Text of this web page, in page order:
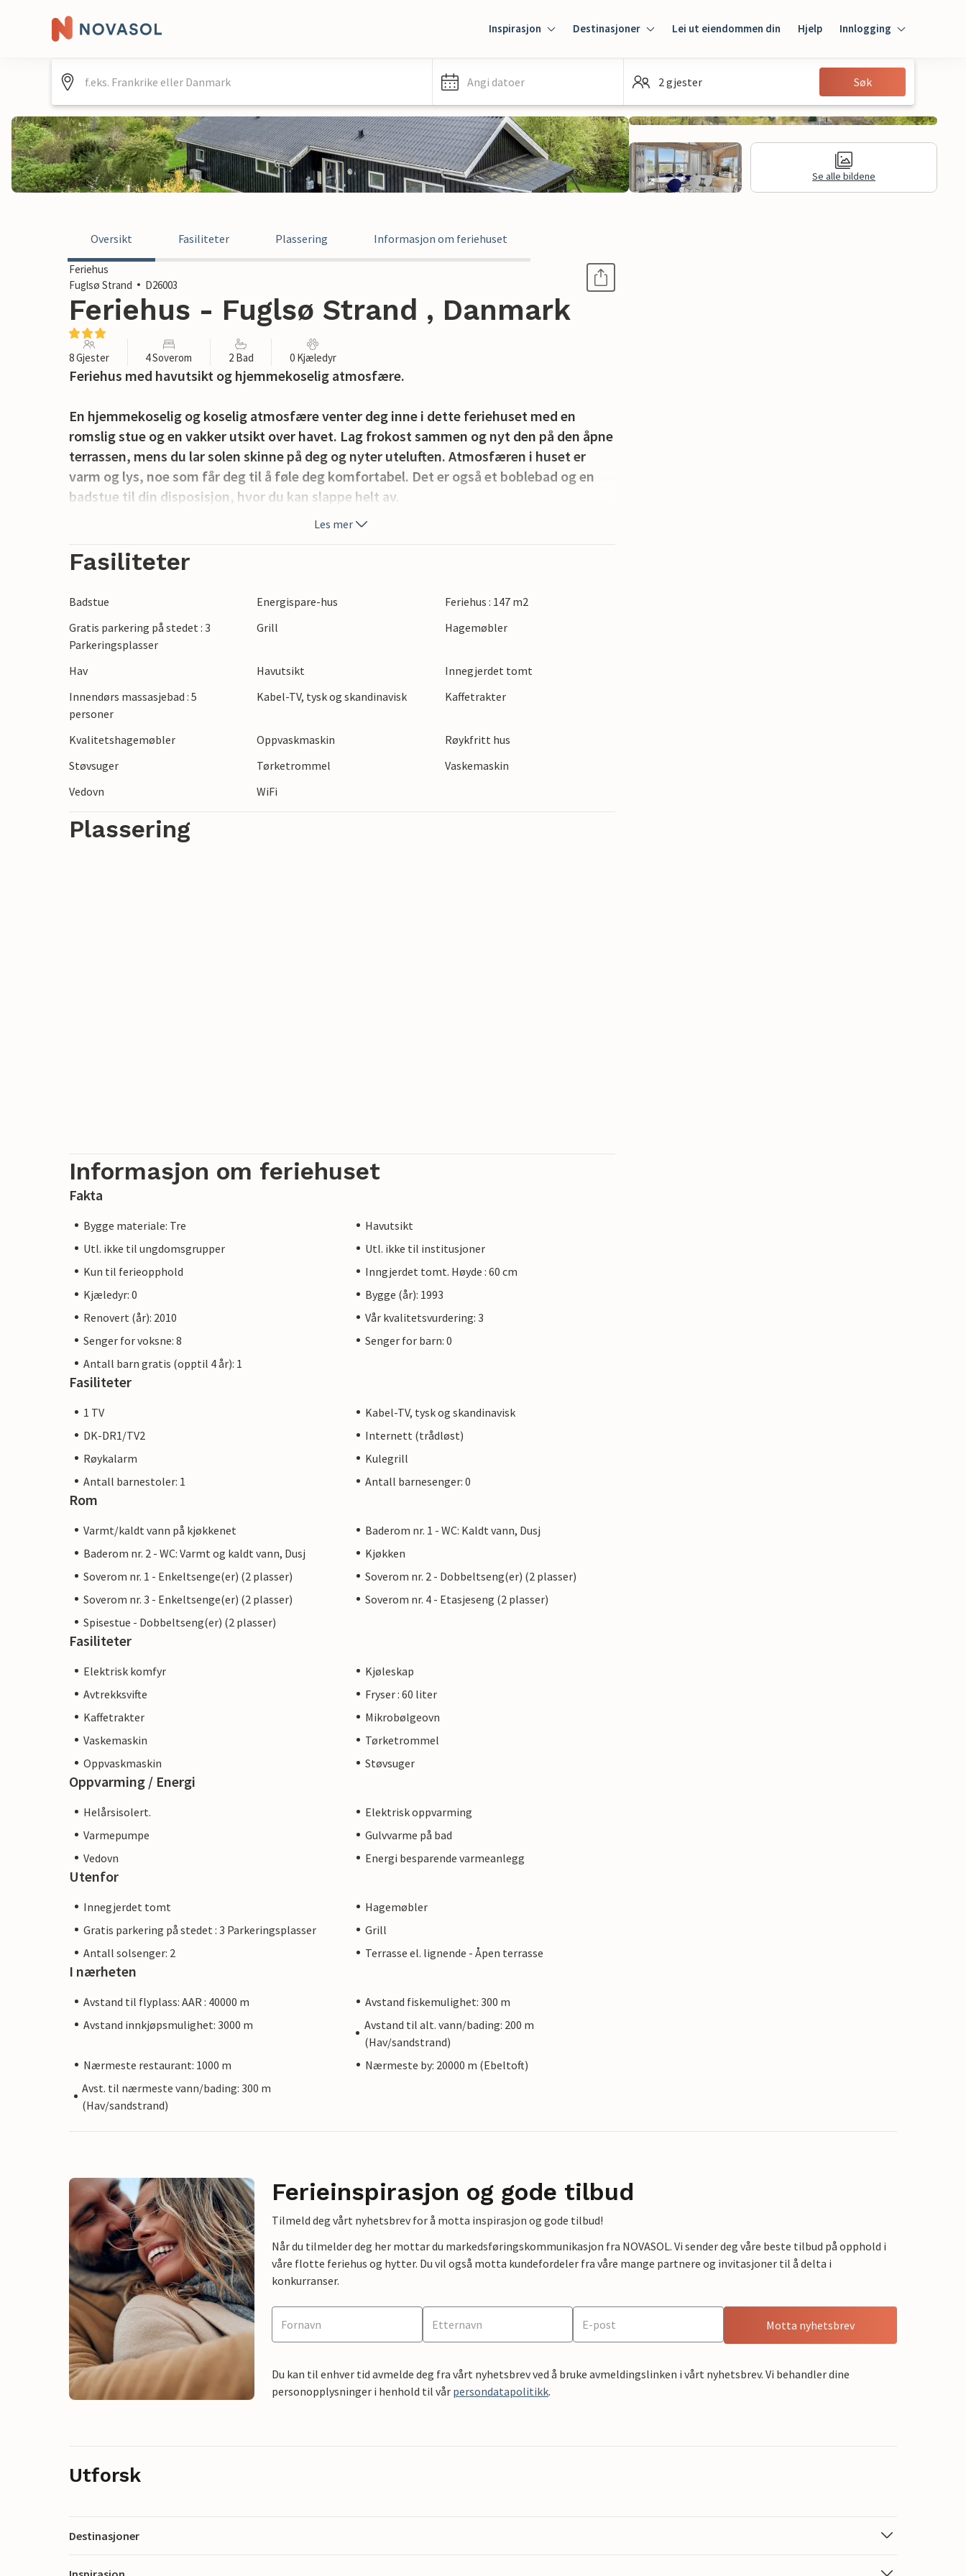
Inspirasjon Destinasjoner Lei ut eiendommen din Hjelp Innlogging
Innlogging
Gjest
Angi datoer 2 gjester Søk
Se alle bildene
Oversikt Fasiliteter Plassering Informasjon om feriehuset
Feriehus
Fuglsø Strand
D26003
Feriehus - Fuglsø Strand , Danmark
8 Gjester 4 Soverom 2 Bad 0 Kjæledyr
Feriehus med havutsikt og hjemmekoselig atmosfære.
En hjemmekoselig og koselig atmosfære venter deg inne i dette feriehuset med en
romslig stue og en vakker utsikt over havet. Lag frokost sammen og nyt den på den åpne
terrassen, mens du lar solen skinne på deg og nyter uteluften. Atmosfæren i huset er
varm og lys, noe som får deg til å føle deg komfortabel. Det er også et boblebad og en
badstue til din disposisjon, hvor du kan slappe helt av.
langs kysten og stranden med vinden som blåser gjennom håret ditt. Sykkelturer eller
perspektiver og gi tankene litt plass til å vandre. For en dagstur ligger byen Aarhus en 50-
vannet og byr på mange severdigheter, gode restauranter og spennende museer. Besøk
for eksempel det berømte kunstmuseet AroS, friluftsmuseet Den Gamle By eller
Moesgaard Museum utenfor byen, som også vil være veldig interessant for barn og
morsomt for hele familien.
Les mer
Fasiliteter
Badstue Energispare-hus
Feriehus : 147 m2
Gratis parkering på stedet : 3
Parkeringsplasser
Grill Hagemøbler
Hav Havutsikt
Innegjerdet tomt
Innendørs massasjebad : 5
personer
Kabel-TV, tysk og skandinavisk Kaffetrakter
Kvalitetshagemøbler Oppvaskmaskin
Røykfritt hus
Støvsuger
Tørketrommel
Vaskemaskin
Vedovn
WiFi
Plassering
Informasjon om feriehuset
Fakta
Bygge materiale: Tre
Havutsikt
Utl. ikke til ungdomsgrupper
Utl. ikke til institusjoner
Kun til ferieopphold
Inngjerdet tomt. Høyde : 60 cm
Kjæledyr: 0
Bygge (år): 1993
Renovert (år): 2010
Vår kvalitetsvurdering: 3
Senger for voksne: 8
Senger for barn: 0
Antall barn gratis (opptil 4 år): 1
Fasiliteter
1 TV
Kabel-TV, tysk og skandinavisk
DK-DR1/TV2
Internett (trådløst)
Røykalarm
Kulegrill
Antall barnestoler: 1
Antall barnesenger: 0
Rom
Varmt/kaldt vann på kjøkkenet
Baderom nr. 1 - WC: Kaldt vann, Dusj
Baderom nr. 2 - WC: Varmt og kaldt vann, Dusj
Kjøkken
Soverom nr. 1 - Enkeltsenge(er) (2 plasser)
Soverom nr. 2 - Dobbeltseng(er) (2 plasser)
Soverom nr. 3 - Enkeltsenge(er) (2 plasser)
Soverom nr. 4 - Etasjeseng (2 plasser)
Spisestue - Dobbeltseng(er) (2 plasser)
Fasiliteter
Elektrisk komfyr
Kjøleskap
Avtrekksvifte
Fryser : 60 liter
Kaffetrakter
Mikrobølgeovn
Vaskemaskin
Tørketrommel
Oppvaskmaskin
Støvsuger
Oppvarming / Energi
Helårsisolert.
Elektrisk oppvarming
Varmepumpe
Gulvvarme på bad
Vedovn
Energi besparende varmeanlegg
Utenfor
Innegjerdet tomt
Hagemøbler
Gratis parkering på stedet : 3 Parkeringsplasser
Grill
Antall solsenger: 2
Terrasse el. lignende - Åpen terrasse
I nærheten
Avstand til flyplass: AAR : 40000 m
Avstand fiskemulighet: 300 m
Avstand innkjøpsmulighet: 3000 m
Avstand til alt. vann/bading: 200 m
(Hav/sandstrand)
Nærmeste restaurant: 1000 m
Nærmeste by: 20000 m (Ebeltoft)
Avst. til nærmeste vann/bading: 300 m
(Hav/sandstrand)
Ferieinspirasjon og gode tilbud
Tilmeld deg vårt nyhetsbrev for å motta inspirasjon og gode tilbud!
Når du tilmelder deg her mottar du markedsføringskommunikasjon fra NOVASOL. Vi sender deg våre beste tilbud på opphold i
våre flotte feriehus og hytter. Du vil også motta kundefordeler fra våre mange partnere og invitasjoner til å delta i
konkurranser.
Motta nyhetsbrev
Du kan til enhver tid avmelde deg fra vårt nyhetsbrev ved å bruke avmeldingslinken i vårt nyhetsbrev. Vi behandler dine
personopplysninger i henhold til vår persondatapolitikk.
Utforsk
Destinasjoner